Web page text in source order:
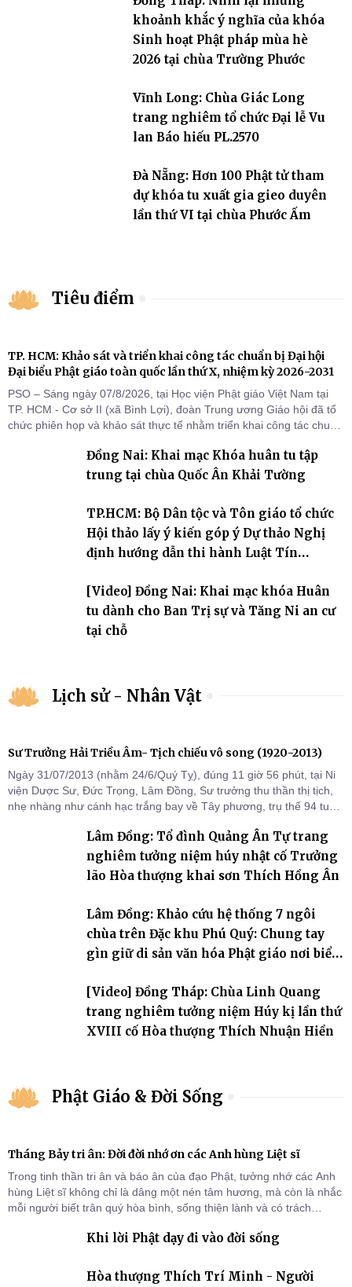
khoảnh khắc ý nghĩa của khóa
Sinh hoạt Phật pháp mùa hè
2026 tại chùa Trường Phước
Vĩnh Long: Chùa Giác Long
trang nghiêm tổ chức Đại lễ Vu
lan Báo hiếu PL.2570
Đà Nẵng: Hơn 100 Phật tử tham
dự khóa tu xuất gia gieo duyên
lần thứ VI tại chùa Phước Ấm
Tiêu điểm
TP. HCM: Khảo sát và triển khai công tác chuẩn bị Đại hội
Đại biểu Phật giáo toàn quốc lần thứ X, nhiệm kỳ 2026-2031
PSO – Sáng ngày 07/8/2026, tại Học viện Phật giáo Việt Nam tại
TP. HCM - Cơ sở II (xã Bình Lợi), đoàn Trung ương Giáo hội đã tổ
chức phiên họp và khảo sát thực tế nhằm triển khai công tác chuẩn
Đồng Nai: Khai mạc Khóa huân tu tập
trung tại chùa Quốc Ân Khải Tường
TP.HCM: Bộ Dân tộc và Tôn giáo tổ chức
Hội thảo lấy ý kiến góp ý Dự thảo Nghị
định hướng dẫn thi hành Luật Tín
[Video] Đồng Nai: Khai mạc khóa Huân
tu dành cho Ban Trị sự và Tăng Ni an cư
tại chỗ
Lịch sử - Nhân Vật
Sư Trưởng Hải Triều Âm- Tịch chiếu vô song (1920-2013)
Ngày 31/07/2013 (nhằm 24/6/Quý Tỵ), đúng 11 giờ 56 phút, tại Ni
viện Dược Sư, Đức Trọng, Lâm Đồng, Sư trưởng thu thần thị tịch,
nhẹ nhàng như cánh hạc trắng bay về Tây phương, trụ thế 94 tuổi
Lâm Đồng: Tổ đình Quảng Ân Tự trang
nghiêm tưởng niệm húy nhật cố Trưởng
lão Hòa thượng khai sơn Thích Hồng Ân
Lâm Đồng: Khảo cứu hệ thống 7 ngôi
chùa trên Đặc khu Phú Quý: Chung tay
gìn giữ di sản văn hóa Phật giáo nơi biển
[Video] Đồng Tháp: Chùa Linh Quang
trang nghiêm tưởng niệm Húy kị lần thứ
XVIII cố Hòa thượng Thích Nhuận Hiền
Phật Giáo & Đời Sống
Tháng Bảy tri ân: Đời đời nhớ ơn các Anh hùng Liệt sĩ
Trong tinh thần tri ân và báo ân của đạo Phật, tưởng nhớ các Anh
hùng Liệt sĩ không chỉ là dâng một nén tâm hương, mà còn là nhắc
mỗi người biết trân quý hòa bình, sống thiện lành và có trách
Khi lời Phật dạy đi vào đời sống
Hòa thượng Thích Trí Minh - Người